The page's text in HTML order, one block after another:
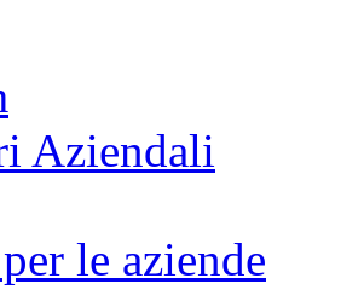
Aziendali
le aziende